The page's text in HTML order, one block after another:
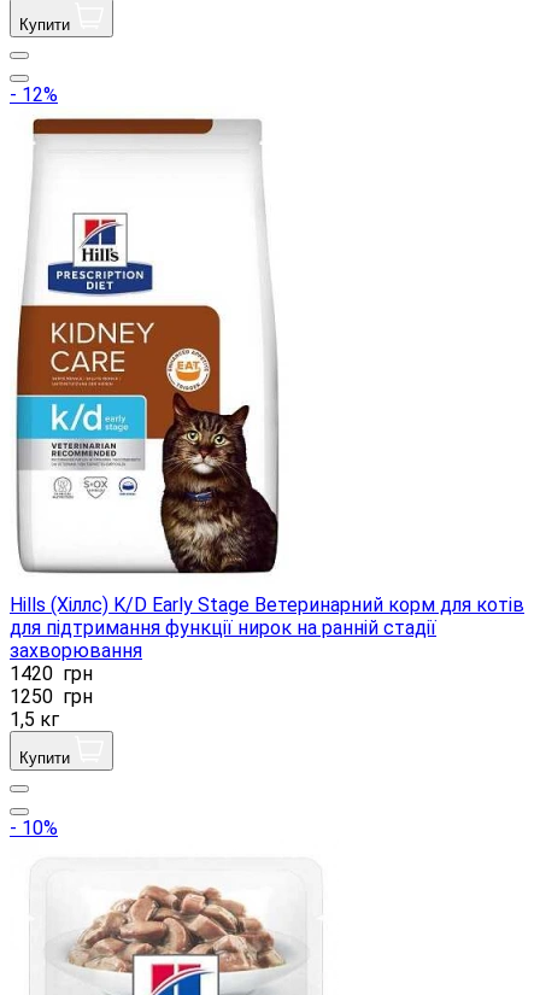
Купити
- 12%
Hills (Хіллс) K/D Early Stage Ветеринарний корм для котів
для підтримання функції нирок на ранній стадії
захворювання
1420 грн
1250 грн
1,5 кг
Купити
- 10%